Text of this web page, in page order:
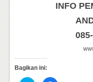
INFO
Bagikan ini: